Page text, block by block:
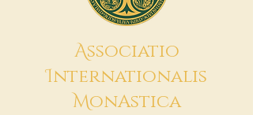
Associatio
Internationalis
MonAstica